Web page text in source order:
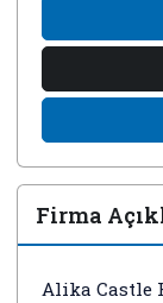
Firma
Alika Castle